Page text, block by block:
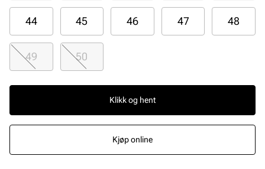
44 45 46 47 48
49 50
Klikk og hent
Kjøp online